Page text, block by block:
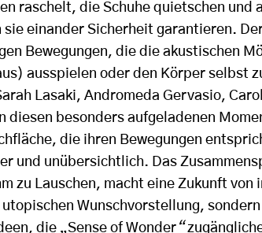
raschelt, die Schuhe quietschen und
einander Sicherheit garantieren.
Bewegungen, die die akustischen
ausspielen oder den Körper selbst
Lasaki, Andromeda Gervasio,
diesen besonders aufgeladenen
die ihren Bewegungen
und unübersichtlich. Das
zu Lauschen, macht eine Zukunft von
Wunschvorstellung,
die „Sense of Wonder “